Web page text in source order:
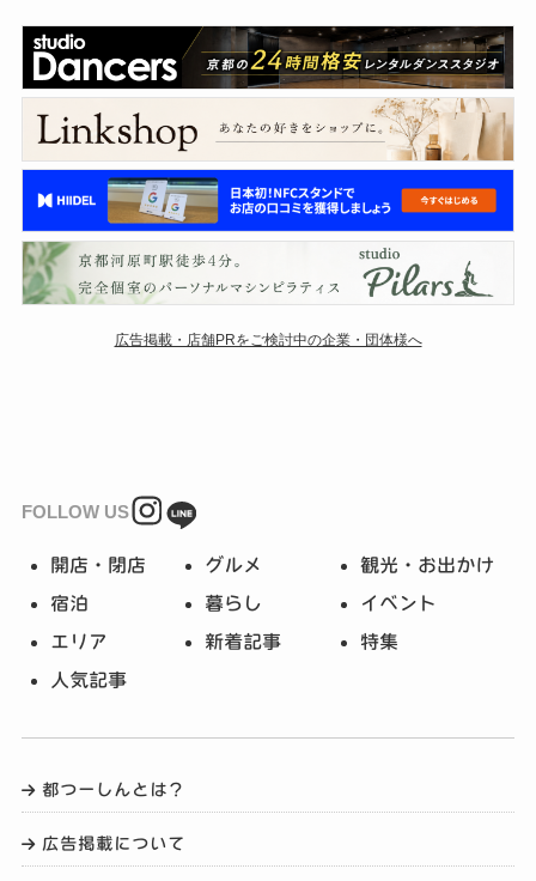
広告掲載・店舗PRをご検討中の企業・団体様へ
FOLLOW US
開店・閉店 グルメ 観光・お出かけ
宿泊 暮らし イベント
エリア 新着記事 特集
人気記事
都つーしんとは？
広告掲載について